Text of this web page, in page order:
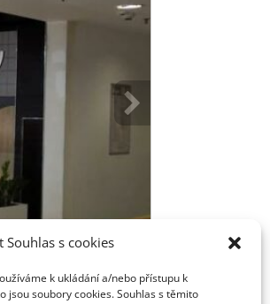
Souhlas s cookies
k ukládání a/nebo přístupu k
jsou soubory cookies. Souhlas s těmito